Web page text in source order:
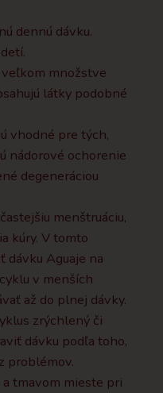
dennú dávku.
množstve
látky podobné
vhodné pre tých,
nádorové ochorenie
degeneráciou
menštruáciu,
kúry. V tomto
dávku Aguaje na
v menších
až do plnej dávky.
zrýchlený či
dávku podľa toho,
problémov.
a tmavom mieste pri